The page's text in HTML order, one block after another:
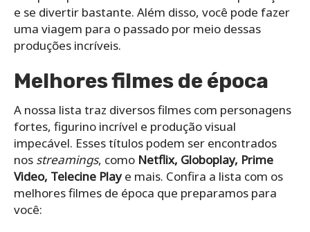
e se divertir bastante. Além disso, você pode fazer
uma viagem para o passado por meio dessas
produções incríveis.
Melhores filmes de época
A nossa lista traz diversos filmes com personagens
fortes, figurino incrível e produção visual
impecável. Esses títulos podem ser encontrados
nos streamings, como Netflix, Globoplay, Prime
Video, Telecine Playe mais. Confira a lista com os
melhores filmes de época que preparamos para
você: